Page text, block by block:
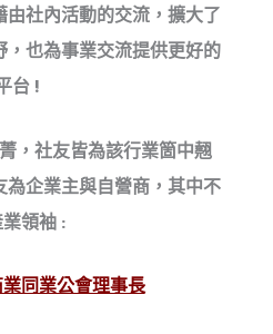
由社內活動的交流，擴大了
，也為事業交流提供更好的
台!
，社友皆為該行業箇中翹
為企業主與自營商，其中不
領袖:
同業公會理事長